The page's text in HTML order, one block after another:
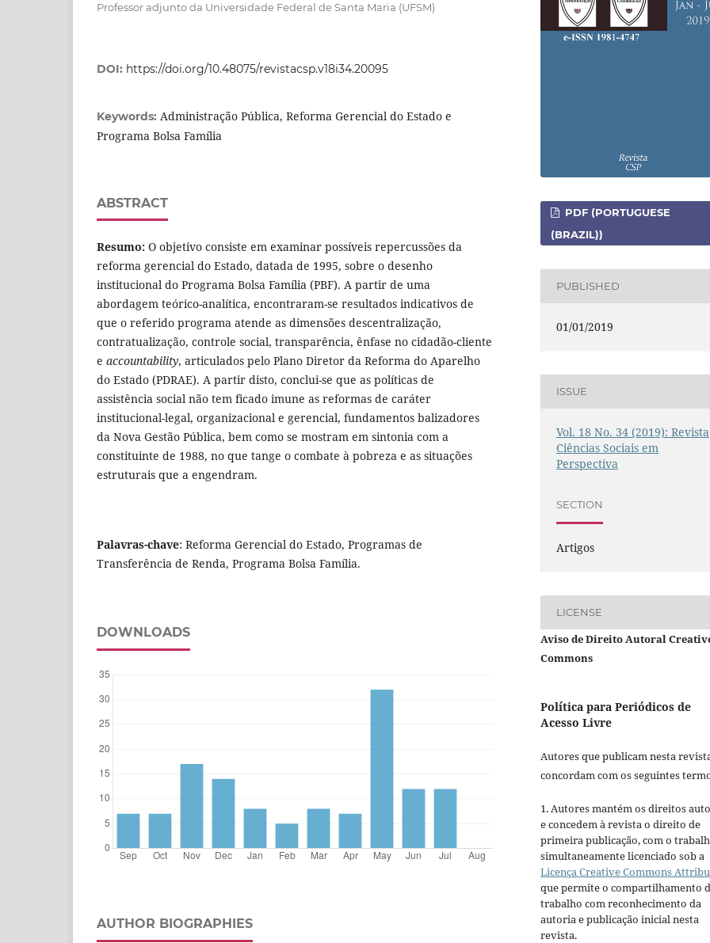
Professor adjunto da Universidade Federal de Santa Maria (UFSM)
DOI: https://doi.org/10.48075/revistacsp.v18i34.20095
Keywords: Administração Pública, Reforma Gerencial do Estado e
Programa Bolsa Família
ABSTRACT
Resumo: O objetivo consiste em examinar possíveis repercussões da
reforma gerencial do Estado, datada de 1995, sobre o desenho
institucional do Programa Bolsa Família (PBF). A partir de uma
abordagem teórico-analítica, encontraram-se resultados indicativos de
que o referido programa atende as dimensões descentralização,
contratualização, controle social, transparência, ênfase no cidadão-cliente
e accountability, articulados pelo Plano Diretor da Reforma do Aparelho
do Estado (PDRAE). A partir disto, conclui-se que as políticas de
assistência social não tem ficado imune as reformas de caráter
institucional-legal, organizacional e gerencial, fundamentos balizadores
da Nova Gestão Pública, bem como se mostram em sintonia com a
constituinte de 1988, no que tange o combate à pobreza e as situações
estruturais que a engendram.
Palavras-chave: Reforma Gerencial do Estado, Programas de
Transferência de Renda, Programa Bolsa Família.
DOWNLOADS
AUTHOR BIOGRAPHIES
PDF (PORTUGUESE
(BRAZIL))
PUBLISHED
01/01/2019
ISSUE
Vol. 18 No. 34 (2019): Revista
Ciências Sociais em
Perspectiva
SECTION
Artigos
LICENSE
Aviso de Direito Autoral
Commons
Política para Periódicos de
Acesso Livre
Autores que publicam nesta
concordam com os seguintes
1. Autores mantém os direitos
e concedem à revista o direito de
primeira publicação, com o
simultaneamente licenciado sob a
Licença Creative Commons
que permite o compartilhamento
trabalho com reconhecimento da
autoria e publicação inicial nesta
revista.